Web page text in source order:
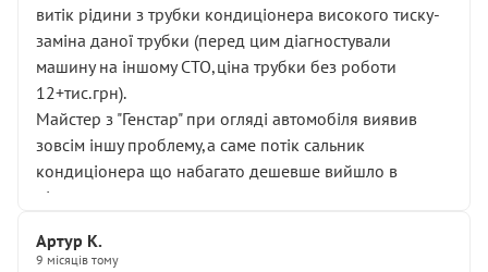
витік рідини з трубки кондиціонера високого тиску-
заміна даної трубки (перед цим діагностували
машину на іншому СТО,ціна трубки без роботи
12+тис.грн).
Майстер з "Генстар" при огляді автомобіля виявив
зовсім іншу проблему,а саме потік сальник
кондиціонера що набагато дешевше вийшло в
підсумку.
Артур К.
9 місяців тому